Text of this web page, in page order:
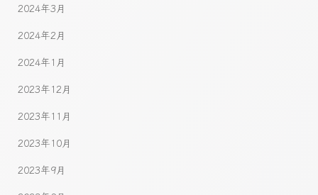
2024年3月
2024年2月
2024年1月
2023年12月
2023年11月
2023年10月
2023年9月